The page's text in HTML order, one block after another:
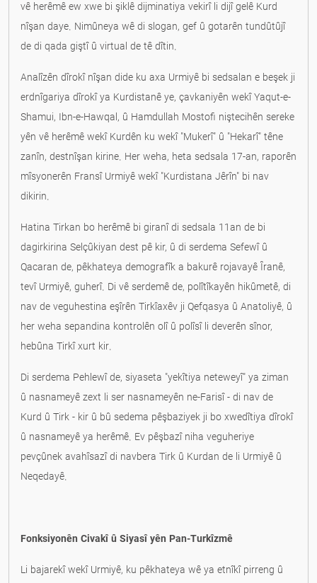
vê herêmê ew xwe bi şiklê dijminatiya vekirî li dijî gelê Kurd
nîşan daye. Nimûneya wê di slogan, gef û gotarên tundûtûjî
de di qada giştî û virtual de tê dîtin.
Analîzên dîrokî nîşan dide ku axa Urmiyê bi sedsalan e beşek ji
erdnîgariya dîrokî ya Kurdistanê ye, çavkaniyên wekî Yaqut-e-
Shamui, Ibn-e-Hawqal, û Hamdullah Mostofi niştecihên sereke
yên vê herêmê wekî Kurdên ku wekî "Mukerî" û "Hekarî" têne
zanîn, destnîşan kirine. Her weha, heta sedsala 17-an, raporên
mîsyonerên Fransî Urmiyê wekî "Kurdistana Jêrîn" bi nav
dikirin.
Hatina Tirkan bo herêmê bi giranî di sedsala 11an de bi
dagirkirina Selçûkiyan dest pê kir, û di serdema Sefewî û
Qacaran de, pêkhateya demografîk a bakurê rojavayê Îranê,
tevî Urmiyê, guherî. Di vê serdemê de, polîtîkayên hikûmetê, di
nav de veguhestina eşîrên Tirkîaxêv ji Qefqasya û Anatoliyê, û
her weha sepandina kontrolên olî û polîsî li deverên sînor,
hebûna Tirkî xurt kir.
Di serdema Pehlewî de, siyaseta "yekîtiya neteweyî" ya ziman
û nasnameyê zext li ser nasnameyên ne-Farisî - di nav de
Kurd û Tirk - kir û bû sedema pêşbaziyek ji bo xwedîtiya dîrokî
û nasnameyê ya herêmê. Ev pêşbazî niha veguheriye
pevçûnek avahîsazî di navbera Tirk û Kurdan de li Urmiyê û
Neqedayê.
Fonksiyonên Civakî û Siyasî yên Pan-Turkîzmê
Li bajarekî wekî Urmiyê, ku pêkhateya wê ya etnîkî pirreng û